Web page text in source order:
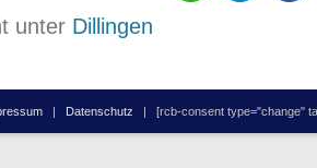
unter Dillingen
| Datenschutz | [rcb-consent type="change"